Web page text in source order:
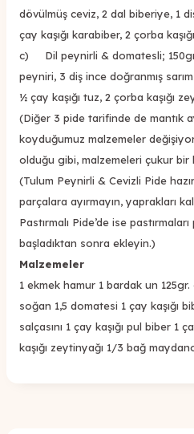
dövülmüş ceviz, 2 dal biberiye, 1
çay kaşığı karabiber, 2 çorba
c) Dil peynirli & domatesli;
peyniri, 3 diş ince doğranmış
½ çay kaşığı tuz, 2 çorba kaşığı
(Diğer 3 pide tarifinde de mantık
koyduğumuz malzemeler
olduğu gibi, malzemeleri çukur bir
(Tulum Peynirli & Cevizli Pide
parçalara ayırmayın, yaprakları
Pastırmalı Pide’de ise
başladıktan sonra ekleyin.)
Malzemeler
1 ekmek hamur 1 bardak un 125gr.
soğan 1,5 domatesi 1 çay kaşığı
salçasını 1 çay kaşığı pul biber 1
kaşığı zeytinyağı 1/3 bağ